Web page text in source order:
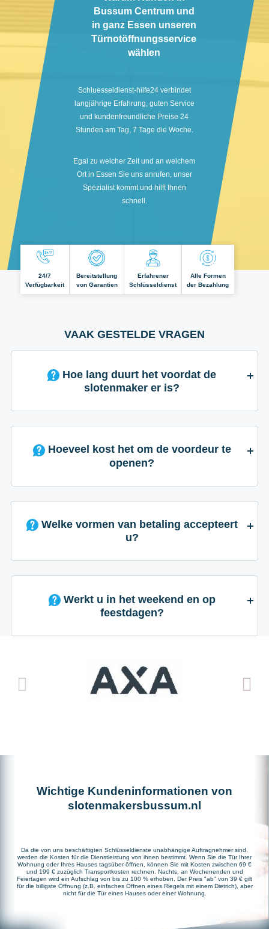
Bussum Centrum und
in ganz Essen unseren
Türnotöffnungsservice
wählen
Schluesseldienst-hilfe24 verbindet
langjährige Erfahrung, guten Service
und kundenfreundliche Preise 24
Stunden am Tag, 7 Tage die Woche.
Egal zu welcher Zeit und an welchem
Ort in Essen Sie uns anrufen, unser
Spezialist kommt und hilft Ihnen
schnell.
24/7
Verfügbarkeit
Bereitstellung
von Garantien
Erfahrener
Schlüsseldienst
Alle Formen
der Bezahlung
VAAK GESTELDE VRAGEN
slotenmaker er is?
Hoeveel kost het om de voordeur te
openen?
Welke vormen van betaling accepteert
u?
Werkt u in het weekend en op
feestdagen?
Wichtige Kundeninformationen von
slotenmakersbussum.nl
Da die von uns beschäftigten Schlüsseldienste unabhängige Auftragnehmer sind,
werden die Kosten für die Dienstleistung von ihnen bestimmt. Wenn Sie die Tür Ihrer
Wohnung oder Ihres Hauses tagsüber öffnen, können Sie mit Kosten zwischen 69 €
und 199 € zuzüglich Transportkosten rechnen. Nachts, an Wochenenden und
Feiertagen wird ein Aufschlag von bis zu 100 % erhoben. Der Preis "ab" von 39 € gilt
für die billigste Öffnung (z.B. einfaches Öffnen eines Riegels mit einem Dietrich), aber
nicht für die Tür eines Hauses oder einer Wohnung.